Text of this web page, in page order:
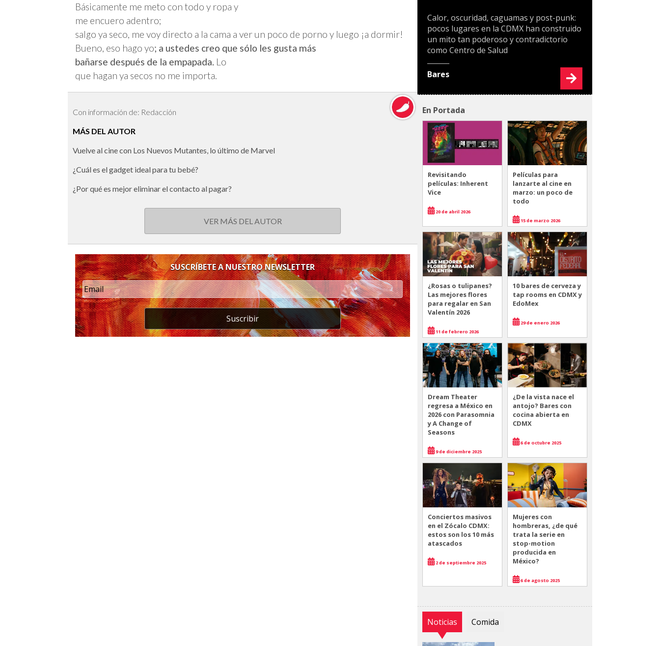
Básicamente me meto con todo y ropa y
me encuero adentro;
salgo ya seco, me voy directo a la cama a ver un poco de porno y luego ¡a dormir!
Bueno, eso hago yo; a ustedes creo que sólo les gusta más
bañarse después de la empapada. Lo
que hagan ya secos no me importa.
Con información de: Redacción
MÁS DEL AUTOR
Vuelve al cine con Los Nuevos Mutantes, lo último de Marvel
¿Cuál es el gadget ideal para tu bebé?
¿Por qué es mejor eliminar el contacto al pagar?
VER MÁS DEL AUTOR
SUSCRÍBETE A NUESTRO NEWSLETTER
Suscribir
Calor, oscuridad, caguamas y post-punk:
pocos lugares en la CDMX han construido
un mito tan poderoso y contradictorio
como Centro de Salud
Bares
En Portada
Revisitando
películas: Inherent
Vice
20 de abril 2026
Películas para
lanzarte al cine en
marzo: un poco de
todo
15 de marzo 2026
¿Rosas o tulipanes?
Las mejores flores
para regalar en San
Valentín 2026
11 de febrero 2026
10 bares de cerveza y
tap rooms en CDMX y
EdoMex
29 de enero 2026
Dream Theater
regresa a México en
2026 con Parasomnia
y A Change of
Seasons
9 de diciembre 2025
¿De la vista nace el
antojo? Bares con
cocina abierta en
CDMX
6 de octubre 2025
Conciertos masivos
en el Zócalo CDMX:
estos son los 10 más
atascados
2 de septiembre 2025
Mujeres con
hombreras, ¿de qué
trata la serie en
stop-motion
producida en
México?
6 de agosto 2025
Noticias Comida